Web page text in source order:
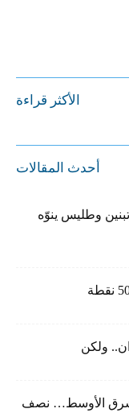
الأكثر قراءة
أحدث المقالات
وطليس ينوّه
ولكن
الأوسط… نصف